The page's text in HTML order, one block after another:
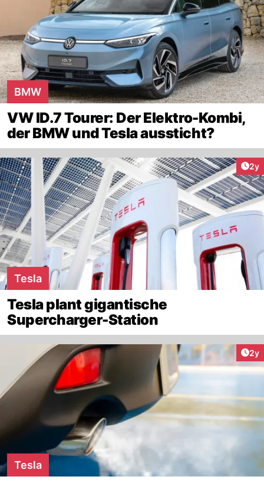
BMW
VW ID.7 Tourer: Der Elektro-Kombi,
der BMW und Tesla aussticht?
2y
Tesla
Tesla plant gigantische
Supercharger-Station
2y
Tesla